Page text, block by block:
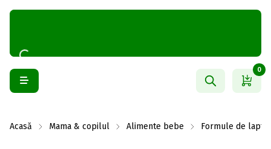
0
Acasă Mama & copilul Alimente bebe Formule de lapte